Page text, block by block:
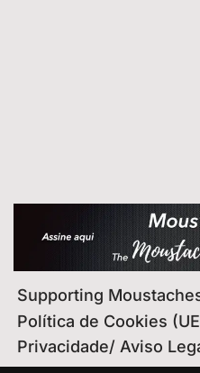
Supporting
Política de Cookies
Privacidade/ Aviso